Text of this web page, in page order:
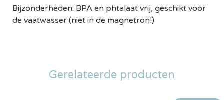
Bijzonderheden: BPA en phtalaat vrij, geschikt voor
de vaatwasser (niet in de magnetron!)
Gerelateerde producten